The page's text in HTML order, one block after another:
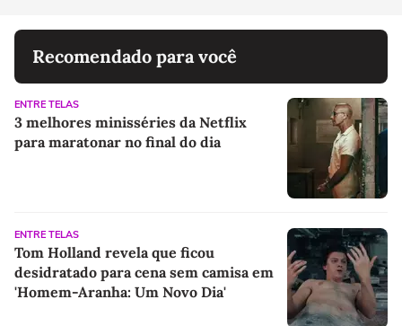
Recomendado para você
ENTRE TELAS
3 melhores minisséries da Netflix
para maratonar no final do dia
ENTRE TELAS
Tom Holland revela que ficou
desidratado para cena sem camisa em
'Homem-Aranha: Um Novo Dia'